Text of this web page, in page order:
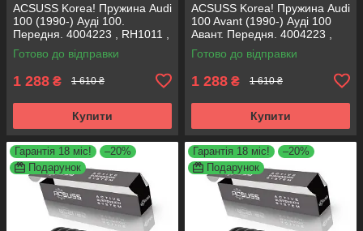
ACSUSS Korea! Пружина Audi
100 (1990-) Ауді 100.
Передня. 4004223 , RH1011 ,
997224. Аксусс Корея
Готово до відправки
1 288 ₴ 1 610 ₴
Купити
ACSUSS Korea! Пружина Audi
100 Avant (1990-) Ауді 100
Авант. Передня. 4004223 ,
RH1011 , 997224. Аксусс
Корея
Готово до відправки
1 288 ₴ 1 610 ₴
Купити
Гарантія 18 міс!
–20%
Подарунок
Гарантія 18 міс!
–20%
Подарунок